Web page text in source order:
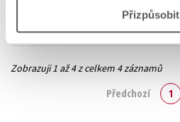
Přizpůsobit
Zobrazuji 1 až 4 z celkem 4 záznamů
Předchozí 1